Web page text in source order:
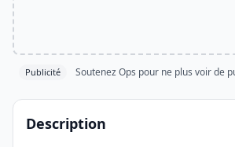
Publicité Soutenez Ops pour ne plus voir de
Description